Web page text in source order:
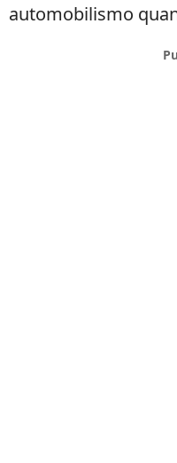
automobilismo